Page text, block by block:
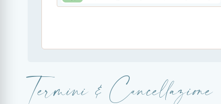
Termini & Cancellazione